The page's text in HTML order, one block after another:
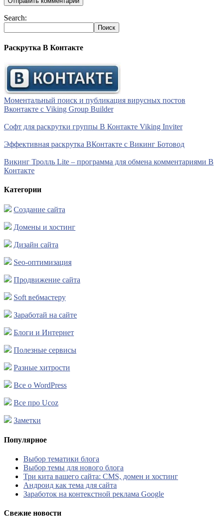
Search:
Раскрутка В Контакте
Моментальный поиск и публикация вирусных постов
Вконтакте с Viking Group Builder
Софт для раскрутки группы В Контакте Viking Inviter
Эффективная раскрутка ВКонтакте с Викинг Ботовод
Викинг Тролль Lite – программа для обмена комментариями В
Контакте
Категории
Создание сайта
Домены и хостинг
Дизайн сайта
Seo-оптимизация
Продвижение сайта
Soft вебмастеру
Заработай на сайте
Блоги и Интернет
Полезные сервисы
Разные хитрости
Все о WordPress
Все про Ucoz
Заметки
Популярное
Выбор тематики блога
Выбор темы для нового блога
Три кита вашего сайта: CMS, домен и хостинг
Андроид как тема для сайта
Заработок на контекстной реклама Google
Свежие новости